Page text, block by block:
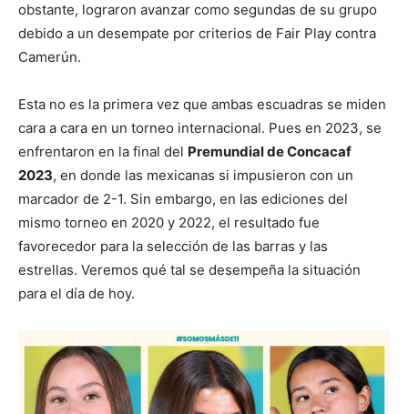
obstante, lograron avanzar como segundas de su grupo
debido a un desempate por criterios de Fair Play contra
Camerún.
Esta no es la primera vez que ambas escuadras se miden
cara a cara en un torneo internacional. Pues en 2023, se
enfrentaron en la final del Premundial de Concacaf
2023, en donde las mexicanas si impusieron con un
marcador de 2-1. Sin embargo, en las ediciones del
mismo torneo en 2020 y 2022, el resultado fue
favorecedor para la selección de las barras y las
estrellas. Veremos qué tal se desempeña la situación
para el día de hoy.